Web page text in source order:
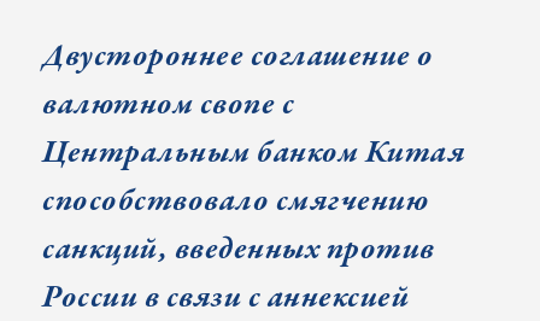
Двустороннее соглашение о
валютном свопе с
Центральным банком Китая
способствовало смягчению
санкций, введенных против
России в связи с аннексией